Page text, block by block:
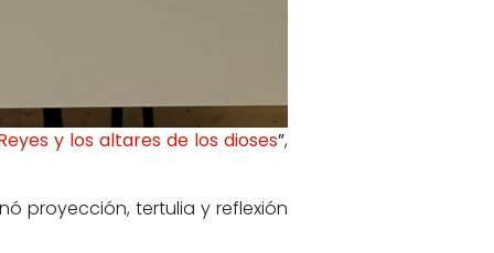
y los altares de los dioses”,
proyección, tertulia y reflexión